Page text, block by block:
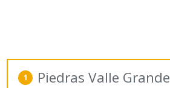
1 Piedras Valle Grande